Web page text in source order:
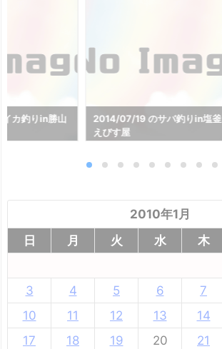
カ釣りin勝山
2014/07/19 のサバ釣りin塩釜
えびす屋
2010年1月
日
月 火 水 木
3
4 5 6 7
10
11 12 13 14
17
18 19 20 21